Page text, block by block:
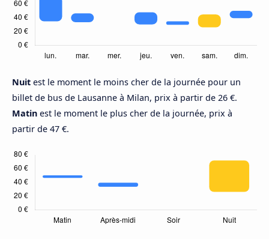
Nuit est le moment le moins cher de la journée pour un
billet de bus de Lausanne à Milan, prix à partir de 26 €.
Matin est le moment le plus cher de la journée, prix à
partir de 47 €.